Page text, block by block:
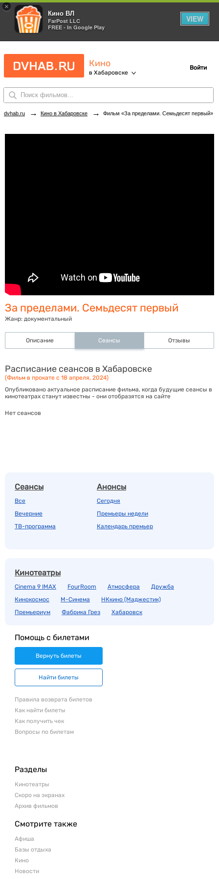
×
Кино ВЛ
FarPost LLC
FREE - In Google Play
VIEW
Кино
в Хабаровске
Войти
dvhab.ru → Кино в Хабаровске → Фильм «За пределами. Семьдесят первый» в кинотеатрах Хабаровска. Купить билеты!
За пределами. Семьдесят первый
Жанр: документальный
Описание Сеансы Отзывы
Расписание сеансов в Хабаровске
(Фильм в прокате с 18 апреля, 2024)
Опубликовано актуальное расписание фильма, когда будущие сеансы в
кинотеатрах станут известны - они отобразятся на сайте
Нет сеансов
Сеансы
Все
Вечерние
ТВ-программа
Анонсы
Сегодня
Премьеры недели
Календарь премьер
Кинотеатры
Cinema 9 IMAX FourRoom Атмосфера
Дружба
Кинокосмос
М-Синема
НКкино (Маджестик)
Премьериум
Фабрика Грез Хабаровск
Помощь с билетами
Вернуть билеты
Найти билеты
Правила возврата билетов
Как найти билеты
Как получить чек
Вопросы по билетам
Разделы
Кинотеатры
Скоро на экранах
Архив фильмов
Смотрите также
Афиша
Базы отдыха
Кино
Новости